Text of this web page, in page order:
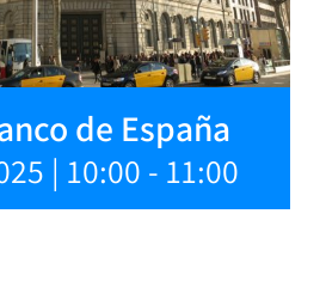
de España
| 10:00 - 11:00